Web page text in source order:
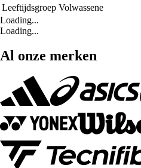
Leeftijdsgroep Volwassene
Loading...
Loading...
Al onze merken